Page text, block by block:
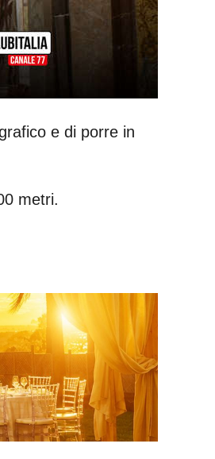
e di porre in
metri.